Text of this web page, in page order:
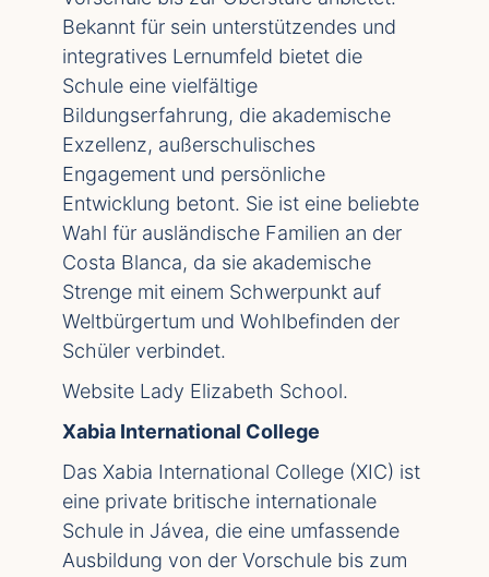
Bekannt für sein unterstützendes und
integratives Lernumfeld bietet die
Schule eine vielfältige
Bildungserfahrung, die akademische
Exzellenz, außerschulisches
Engagement und persönliche
Entwicklung betont. Sie ist eine beliebte
Wahl für ausländische Familien an der
Costa Blanca, da sie akademische
Strenge mit einem Schwerpunkt auf
Weltbürgertum und Wohlbefinden der
Schüler verbindet.
Website Lady Elizabeth School.
Xabia International College
Das Xabia International College (XIC) ist
eine private britische internationale
Schule in Jávea, die eine umfassende
Ausbildung von der Vorschule bis zum